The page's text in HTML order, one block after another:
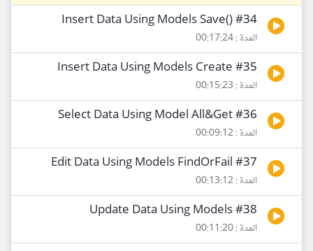
#34 ()Insert Data Using Models Save
المدة : 00:17:24
#35 Insert Data Using Models Create
المدة : 00:15:23
#36 Select Data Using Model All&Get
المدة : 00:09:12
#37 Edit Data Using Models FindOrFail
المدة : 00:13:12
#38 Update Data Using Models
المدة : 00:11:20